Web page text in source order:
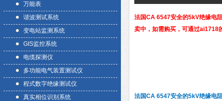
万能表
谐波测试系统
变电站监测系统
GIS监控系统
电缆探测仪
多功能电气装置测试仪
程式数字绝缘测试仪
真实相位识别系统
法国CA 6547安全的5kV绝缘电
卖中，如需购买，可通过ai1718
法国CA 6547安全的5kV绝缘电